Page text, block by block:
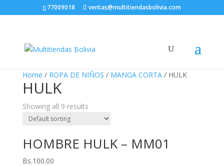
77009018 ventas@multitiendasbolivia.com
Home / ROPA DE NIÑOS / MANGA CORTA/ HULK
HULK
Showing all 9 results
HOMBRE HULK – MM01
Bs.100.00